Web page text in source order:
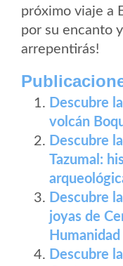
próximo viaje a
por su encanto
arrepentirás!
Descubre
volcán
Descubre
Tazumal:
Descubre
joyas de
Humanidad
Descubre